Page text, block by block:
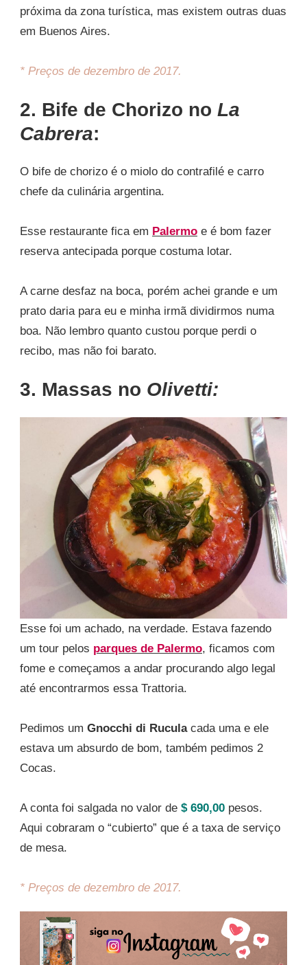
próxima da zona turística, mas existem outras duas
em Buenos Aires.
* Preços de dezembro de 2017.
2. Bife de Chorizo no La
Cabrera:
O bife de chorizo é o miolo do contrafilé e carro
chefe da culinária argentina.
Esse restaurante fica em Palermo e é bom fazer
reserva antecipada porque costuma lotar.
A carne desfaz na boca, porém achei grande e um
prato daria para eu e minha irmã dividirmos numa
boa. Não lembro quanto custou porque perdi o
recibo, mas não foi barato.
3. Massas no Olivetti:
Esse foi um achado, na verdade. Estava fazendo
um tour pelos parques de Palermo, ficamos com
fome e começamos a andar procurando algo legal
até encontrarmos essa Trattoria.
Pedimos um Gnocchi di Ruculacada uma e ele
estava um absurdo de bom, também pedimos 2
Cocas.
A conta foi salgada no valor de $ 690,00 pesos.
Aqui cobraram o “cubierto” que é a taxa de serviço
de mesa.
* Preços de dezembro de 2017.